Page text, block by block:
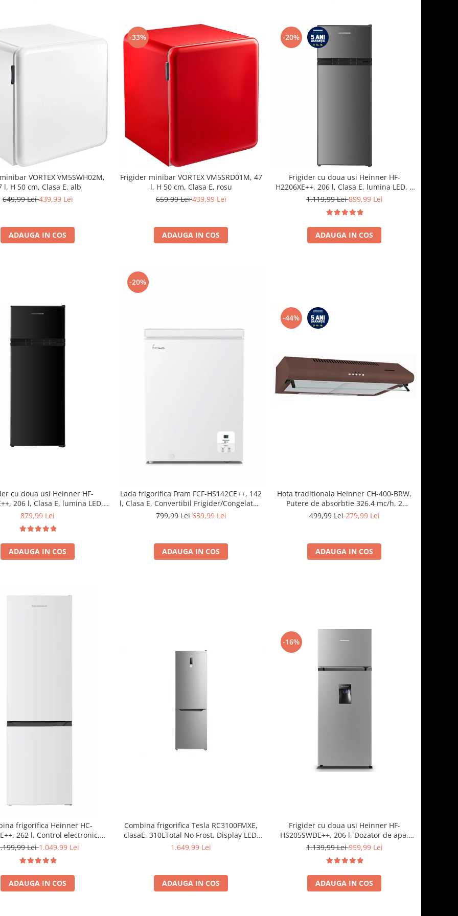
VORTEX VM5SWH02M,
l, H 50 cm, Clasa E, alb
649,99 Lei439,99 Lei
ADAUGA IN COS
-33%
Frigider minibar VORTEX VM5SRD01M, 47
l, H 50 cm, Clasa E, rosu
659,99 Lei439,99 Lei
ADAUGA IN COS
-20%
Frigider cu doua usi Heinner HF-
H2206XE++, 206 l, Clasa E, lumina LED, 3
rafturi de sticla, H 143 cm, Inox
1.119,99 Lei899,99 Lei
ADAUGA IN COS
cu doua usi Heinner HF-
206 l, Clasa E, lumina LED, 3
de sticla, H 143 cm, Negru
879,99 Lei
ADAUGA IN COS
-20%
Lada frigorifica Fram FCF-HS142CE++, 142
l, Clasa E, Convertibil Frigider/Congelator,
Control electronic, Display digital, Alb
799,99 Lei639,99 Lei
ADAUGA IN COS
-44%
Hota traditionala Heinner CH-400-BRW,
Putere de absorbtie 326.4 mc/h, 2
motoare, 60 cm, Maro
499,99 Lei279,99 Lei
ADAUGA IN COS
frigorifica Heinner HC-
262 l, Control electronic,
LED, Usi reversibile, Clasa E, H
Lei1.049,99 Lei
ADAUGA IN COS
Combina frigorifica Tesla RC3100FMXE,
clasaE, 310LTotal No Frost, Display LED,
H188, Inox
1.649,99 Lei
ADAUGA IN COS
-16%
Frigider cu doua usi Heinner HF-
HS205SWDE++, 206 l, Dozator de apa,
Iluminare LED, H 143.4 cm, Clasa E,
1.139,99 Lei959,99 Lei
ADAUGA IN COS